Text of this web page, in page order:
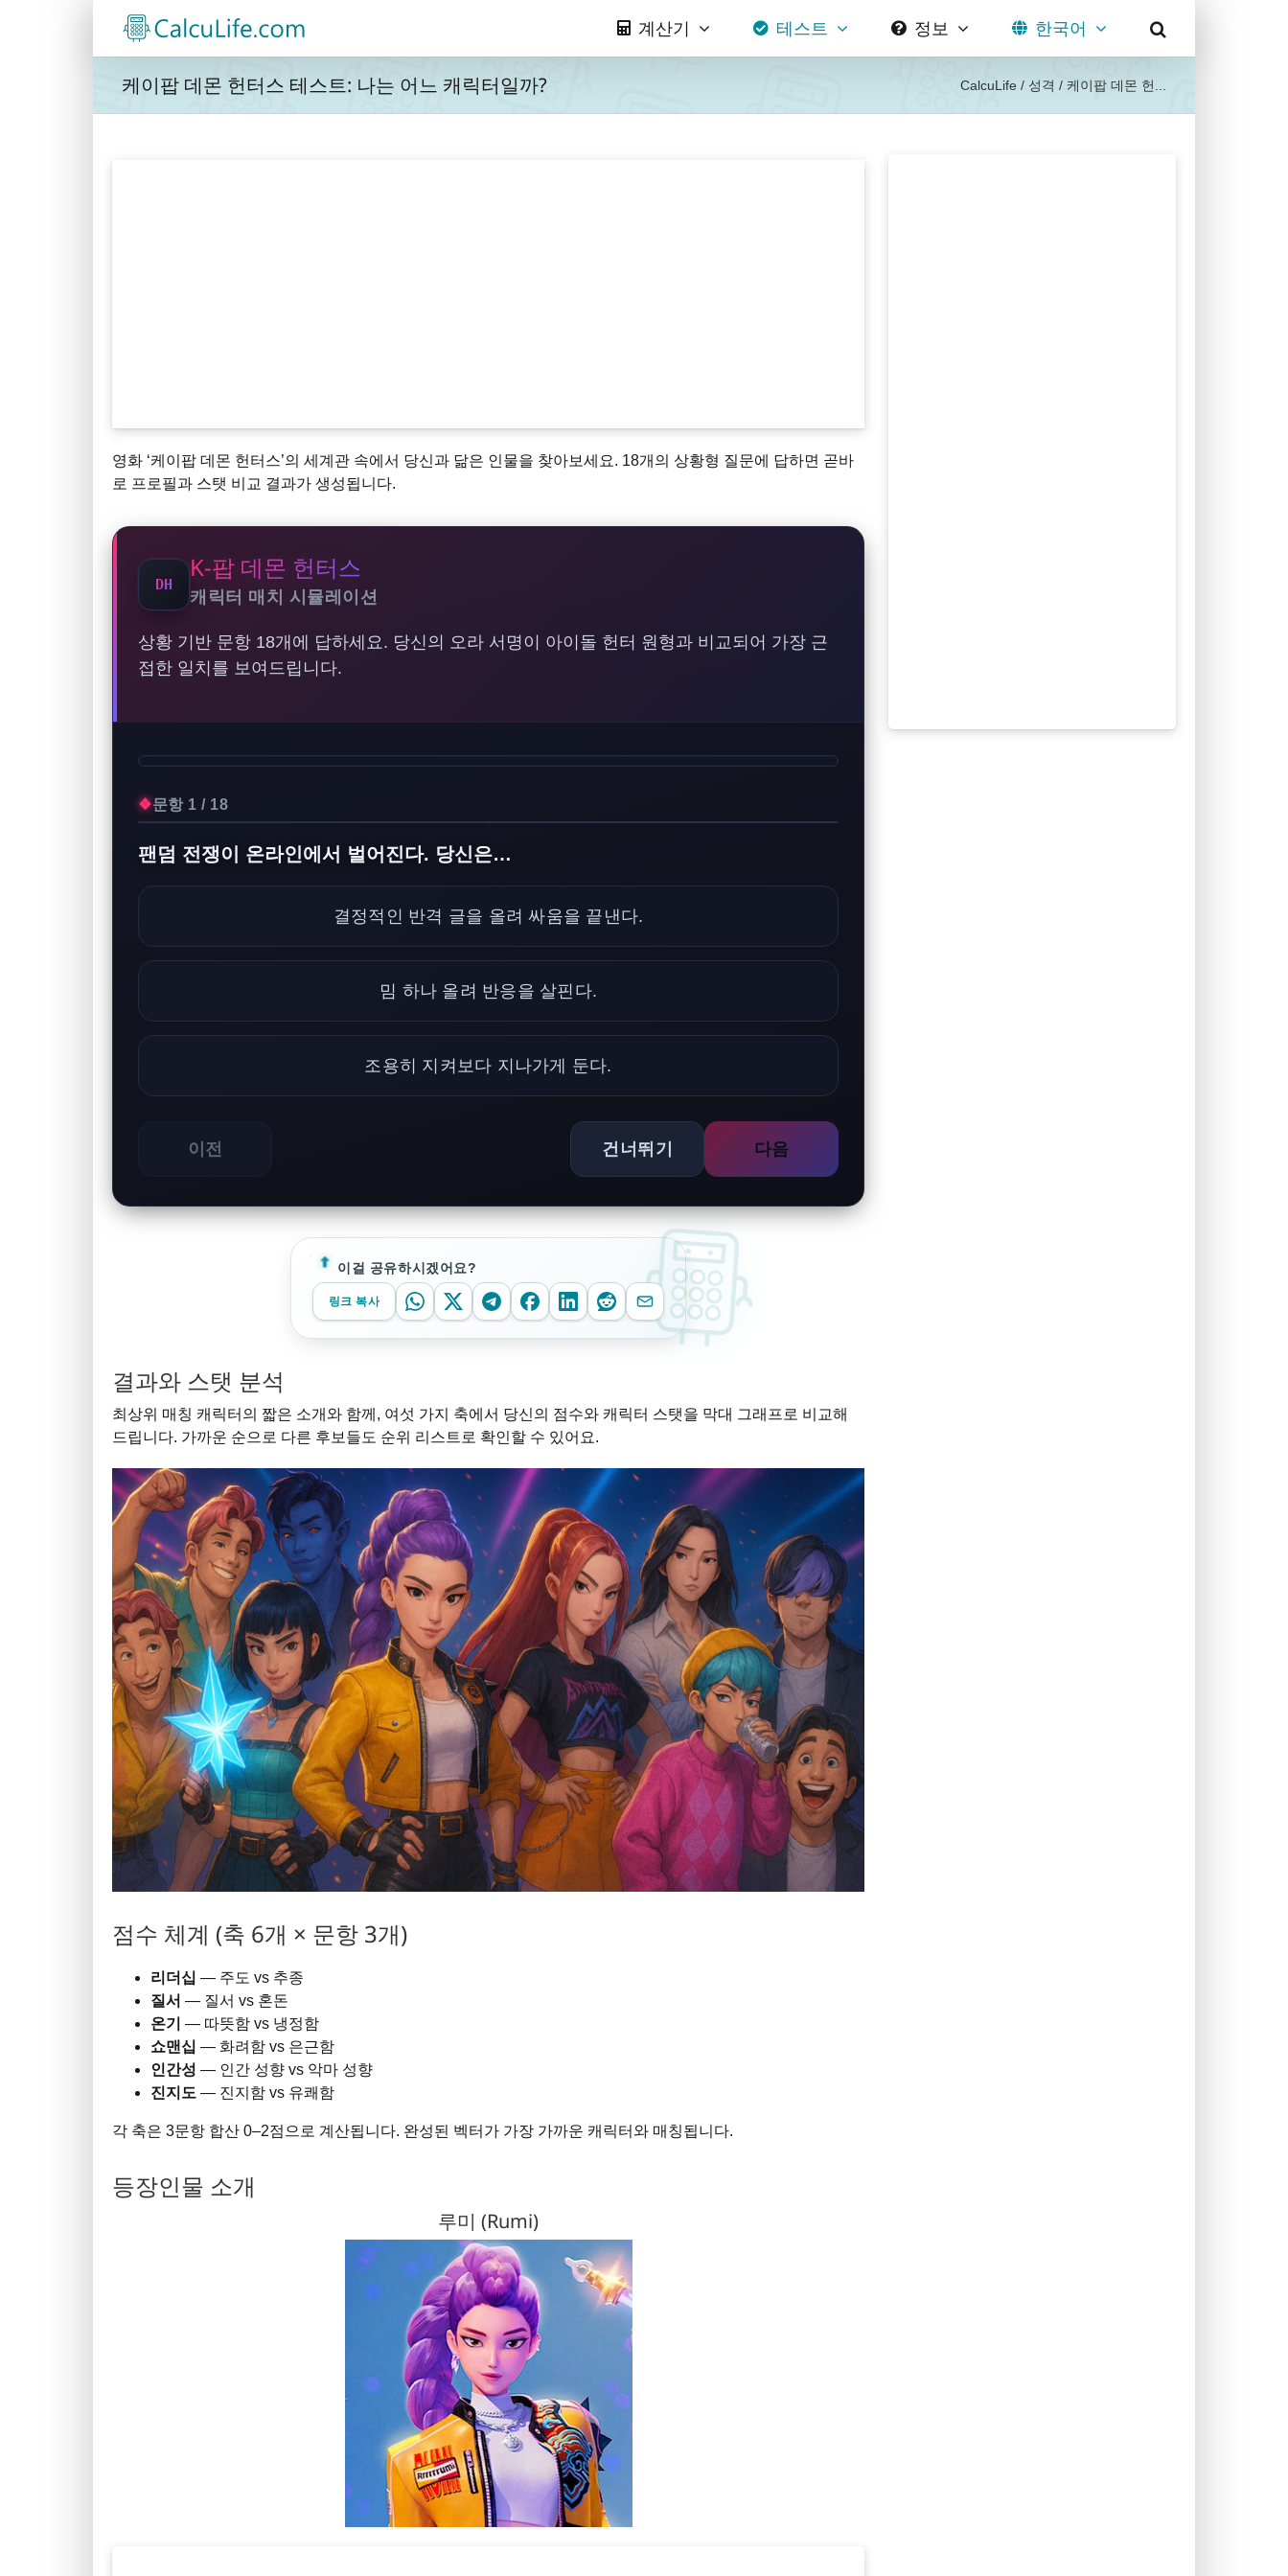
계산기 테스트 정보 한국어
케이팝 데몬 헌터스 테스트: 나는 어느 캐릭터일까? CalcuLife / 성격 / 케이팝 데몬 헌...
영화 ‘케이팝 데몬 헌터스’의 세계관 속에서 당신과 닮은 인물을 찾아보세요. 18개의 상황형 질문에 답하면 곧바
로 프로필과 스탯 비교 결과가 생성됩니다.
K-팝 데몬 헌터스
캐릭터 매치 시뮬레이션
상황 기반 문항 18개에 답하세요. 당신의 오라 서명이 아이돌 헌터 원형과 비교되어 가장 근
접한 일치를 보여드립니다.
문항 1 / 18
팬덤 전쟁이 온라인에서 벌어진다. 당신은…
결정적인 반격 글을 올려 싸움을 끝낸다.
밈 하나 올려 반응을 살핀다.
조용히 지켜보다 지나가게 둔다.
이전 건너뛰기 다음
이걸 공유하시겠어요?
링크 복사
결과와 스탯 분석
최상위 매칭 캐릭터의 짧은 소개와 함께, 여섯 가지 축에서 당신의 점수와 캐릭터 스탯을 막대 그래프로 비교해
드립니다. 가까운 순으로 다른 후보들도 순위 리스트로 확인할 수 있어요.
점수 체계 (축 6개 × 문항 3개)
리더십 — 주도 vs 추종
질서 — 질서 vs 혼돈
온기 — 따뜻함 vs 냉정함
쇼맨십 — 화려함 vs 은근함
인간성 — 인간 성향 vs 악마 성향
진지도 — 진지함 vs 유쾌함
각 축은 3문항 합산 0–2점으로 계산됩니다. 완성된 벡터가 가장 가까운 캐릭터와 매칭됩니다.
등장인물 소개
루미 (Rumi)